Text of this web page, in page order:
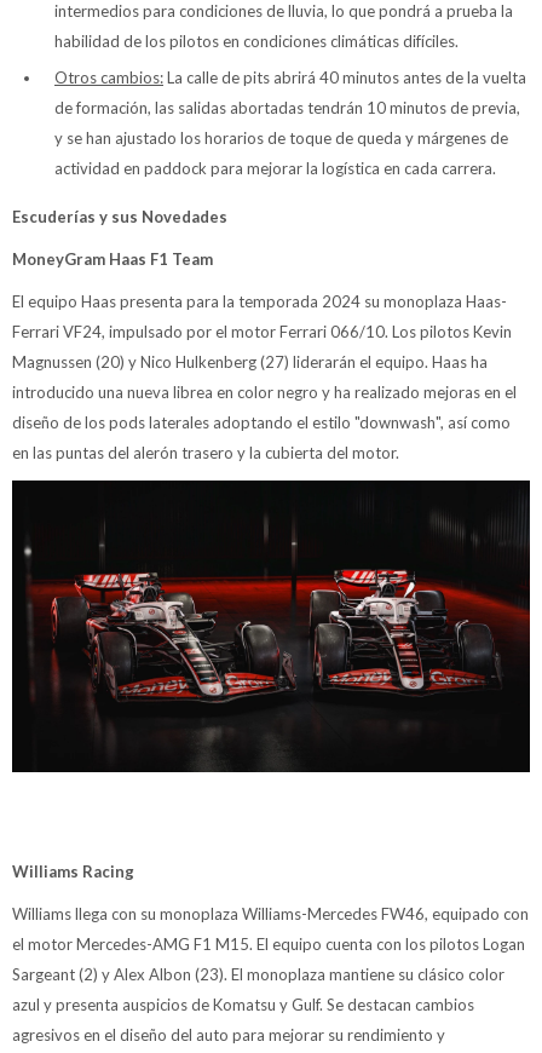
intermedios para condiciones de lluvia, lo que pondrá a prueba la
habilidad de los pilotos en condiciones climáticas difíciles.
Otros cambios:La calle de pits abrirá 40 minutos antes de la vuelta
de formación, las salidas abortadas tendrán 10 minutos de previa,
y se han ajustado los horarios de toque de queda y márgenes de
actividad en paddock para mejorar la logística en cada carrera.
Escuderías y sus Novedades
MoneyGram Haas F1 Team
El equipo Haas presenta para la temporada 2024 su monoplaza Haas-
Ferrari VF24, impulsado por el motor Ferrari 066/10. Los pilotos Kevin
Magnussen (20) y Nico Hulkenberg (27) liderarán el equipo. Haas ha
introducido una nueva librea en color negro y ha realizado mejoras en el
diseño de los pods laterales adoptando el estilo "downwash", así como
en las puntas del alerón trasero y la cubierta del motor.
Williams Racing
Williams llega con su monoplaza Williams-Mercedes FW46, equipado con
el motor Mercedes-AMG F1 M15. El equipo cuenta con los pilotos Logan
Sargeant (2) y Alex Albon (23). El monoplaza mantiene su clásico color
azul y presenta auspicios de Komatsu y Gulf. Se destacan cambios
agresivos en el diseño del auto para mejorar su rendimiento y